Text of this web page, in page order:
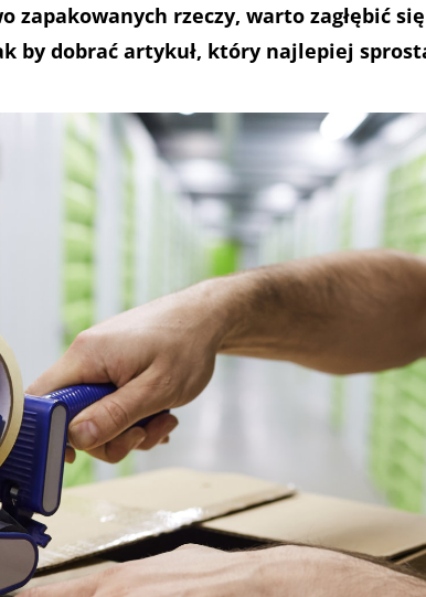
zapakowanych rzeczy, warto zagłębić
by dobrać artykuł, który najlepiej